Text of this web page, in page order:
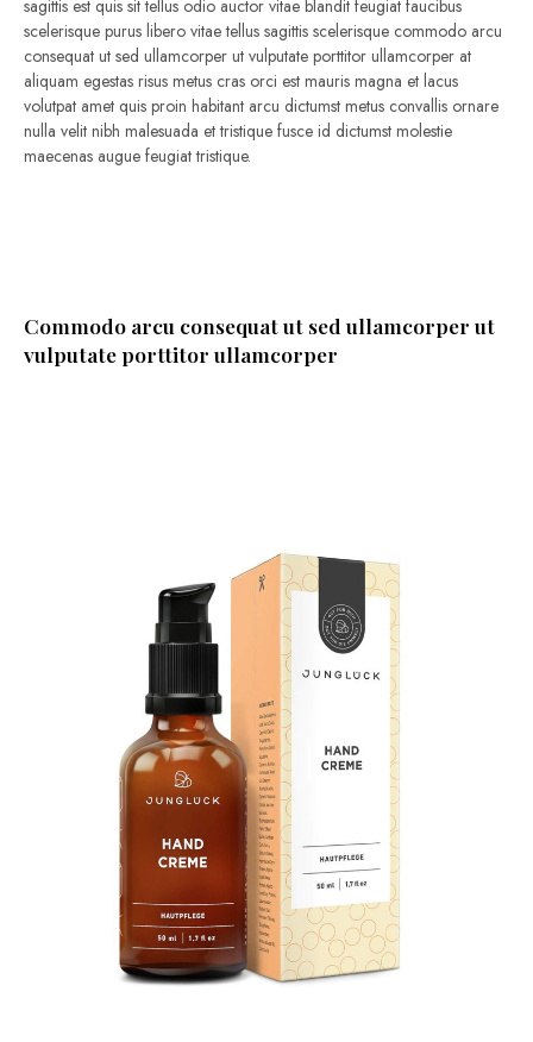
sagittis est quis sit tellus odio auctor vitae blandit feugiat faucibus
scelerisque purus libero vitae tellus sagittis scelerisque commodo arcu
consequat ut sed ullamcorper ut vulputate porttitor ullamcorper at
aliquam egestas risus metus cras orci est mauris magna et lacus
volutpat amet quis proin habitant arcu dictumst metus convallis ornare
nulla velit nibh malesuada et tristique fusce id dictumst molestie
maecenas augue feugiat tristique.
Commodo arcu consequat ut sed ullamcorper ut
vulputate porttitor ullamcorper